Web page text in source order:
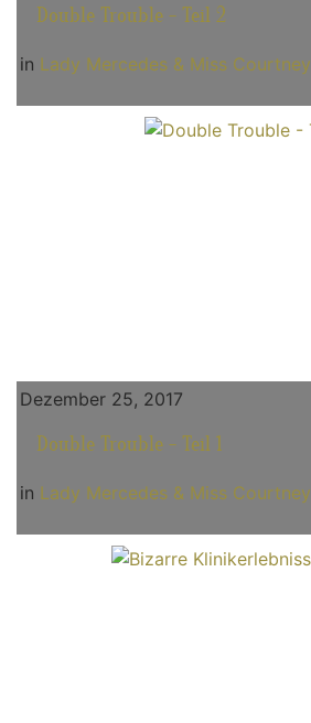
Double Trouble - Teil 2
in Lady Mercedes & Miss Courtney
Dezember 25, 2017
Double Trouble - Teil 1
in Lady Mercedes & Miss Courtney